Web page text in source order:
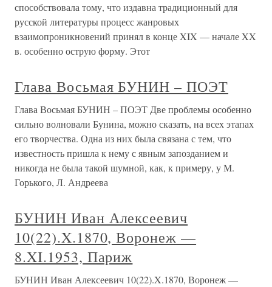
способствовала тому, что издавна традиционный для
русской литературы процесс жанровых
взаимопроникновений принял в конце XIX — начале XX
в. особенно острую форму. Этот
Глава Восьмая БУНИН – ПОЭТ
Глава Восьмая БУНИН – ПОЭТ Две проблемы особенно
сильно волновали Бунина, можно сказать, на всех этапах
его творчества. Одна из них была связана с тем, что
известность пришла к нему с явным запозданием и
никогда не была такой шумной, как, к примеру, у М.
Горького, Л. Андреева
БУНИН Иван Алексеевич
10(22).X.1870, Воронеж —
8.XI.1953, Париж
БУНИН Иван Алексеевич 10(22).X.1870, Воронеж —